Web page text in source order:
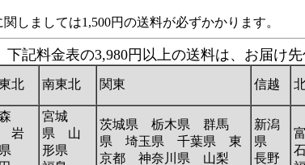
しましては1,500円の送料が必ずかかります。
下記料金表の3,980円以上の送料は、お届け
北 南東北 関東 信越
岩
宮城
県 山
形県
茨城県 栃木県 群馬
県 埼玉県 千葉県 東
京都 神奈川県 山梨
新潟
県
長野